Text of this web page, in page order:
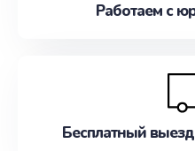
Работаем с
Бесплатный